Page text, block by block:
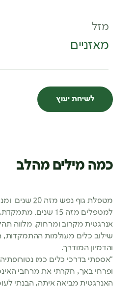
מזל
מאזניים
כמה מילים מהלב
מטפלת גוף נפש
למטפלים מזה 15
אנרגטית מקרוב ומרחוק. מלווה
שילוב כלים מעולמות ההתמקדות,
והדמיון המודרך.
“אספתי בדרכי כלים כמו
ופרחי באך, חקרתי את מרחבי
האנרגטית מביאה איתה, הבנתי
לשיחת יעוץ